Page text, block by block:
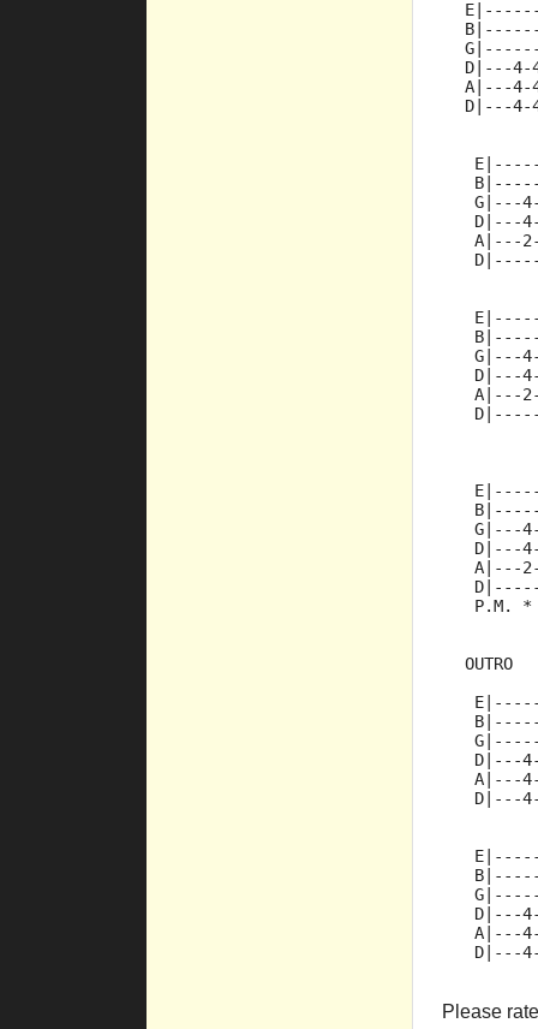
D|---4-
A|---4-
D|---4-
G|---
D|---
A|---
G|---
D|---
A|---
G|---
D|---
A|---
P.M. *
  OUTRO
D|---
A|---
D|---
D|---
A|---
D|---
Please